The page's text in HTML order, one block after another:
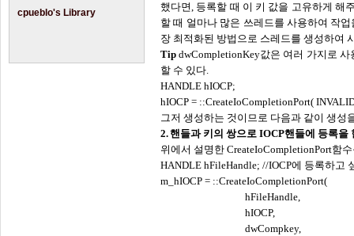
cpueblo's Library
했다면, 등록할 때 이 키 값을 고유하게 해
할 때 얼마나 많은 쓰레드를 사용하여 작
장 최적화된 방법으로 스레드를 생성하여
TipdwCompletionKey값은 여러 가지로
할 수 있다.
HANDLE hIOCP;
hIOCP = ::CreateIoCompletionPort(
그저 생성하는 것이므로 다음과 같이 생성
2.핸들과 키의 쌍으로 IOCP핸들에 등록을
위에서 설명한 CreateIoCompletionPort함
HANDLE hFileHandle; //IOCP에 등록하고
m_hIOCP = ::CreateIoCompletionPort(
hFileHandle,
hIOCP,
dwCompkey,